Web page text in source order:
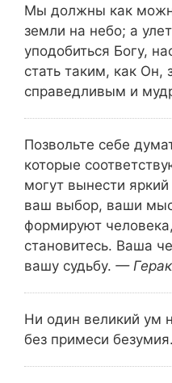
Мы должны как
земли на небо; а
уподобиться Богу,
стать таким, как Он,
справедливым и
Позвольте себе
которые
могут вынести
ваш выбор, ваши
формируют
становитесь. Ваша
вашу судьбу. —
Ни один великий ум
без примеси безумия.